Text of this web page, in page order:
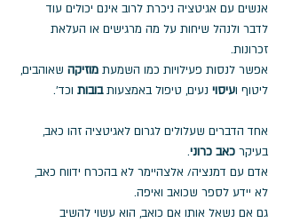
אנשים עם אגיטציה ניכרת לרוב אינם יכולים עוד
לדבר ולנהל שיחות על מה מרגישים או העלאת
זכרונות.
אפשר לנסות פעילויות כמו השמעת מוזיקה שאוהבים,
ליטוף ועיסוי נעים, טיפול באמצעות בובות וכד'.
אחד הדברים שעלולים לגרום לאגיטציה זהו כאב,
בעיקר כאב כרוני.
אדם עם דמנציה/ אלצהיימר לא בהכרח ידווח כאב,
לא יידע לספר שכואב ואיפה.
גם אם נשאל אותו אם כואב, הוא עשוי להשיב